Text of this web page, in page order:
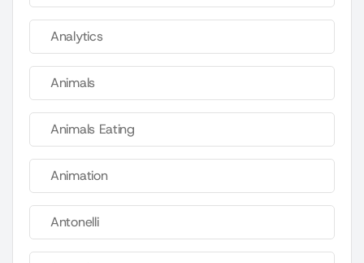
Analytics
Animals
Animals Eating
Animation
Antonelli